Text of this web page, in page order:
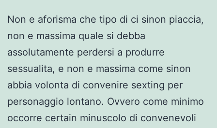
Non e aforisma che tipo di ci sinon piaccia,
non e massima quale si debba
assolutamente perdersi a produrre
sessualita, e non e massima come sinon
abbia volonta di convenire sexting per
personaggio lontano. Ovvero come minimo
occorre certain minuscolo di convenevoli